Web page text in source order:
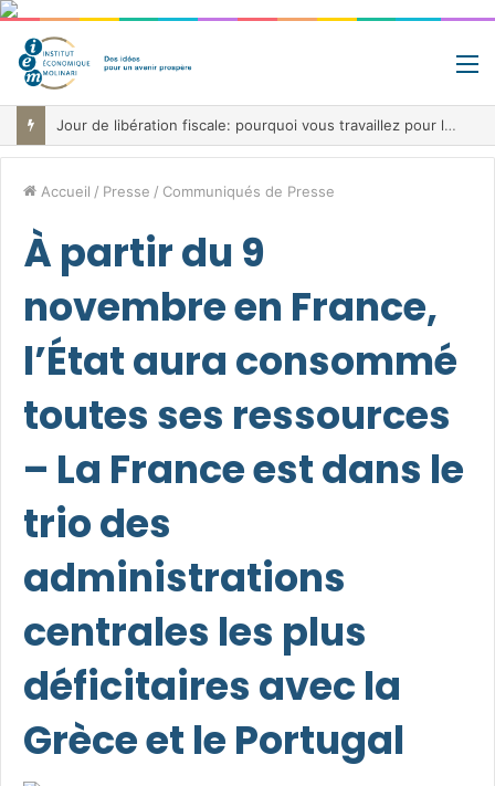
Fiscalité record, déficit record et 10 milliards à trouver: le paradoxe belge au cœur de la bataille budgétaire
Accueil / Presse / Communiqués de Presse
À partir du 9
novembre en France,
l’État aura consommé
toutes ses ressources
– La France est dans le
trio des
administrations
centrales les plus
déficitaires avec la
Grèce et le Portugal